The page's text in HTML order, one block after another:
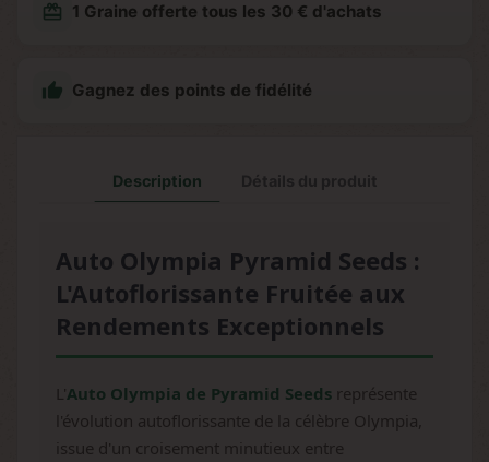
redeem 1 Graine offerte tous les 30 € d'achats
 Gagnez des points de fidélité
Description
Auto Olympia Pyramid Seeds :
L'Autoflorissante Fruitée aux
Rendements Exceptionnels
L'Auto Olympia de Pyramid Seeds représente
l'évolution autoflorissante de la célèbre Olympia,
issue d'un croisement minutieux entre